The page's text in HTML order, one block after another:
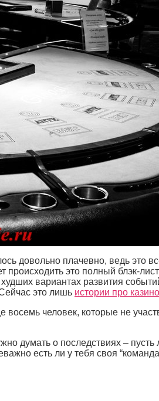
довольно плачевно, ведь это
это полный блэк-
худших вариантах развития
это лишь истории про казино
восемь человек, которые не
думать о последствиях –
есть ли у тебя своя “команда